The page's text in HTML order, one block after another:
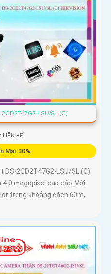
2CD2T47G2-LSU/SL (C)
LIÊN HỆ
Mại: 30%
DS-2CD2T47G2-LSU/SL (C)
megapixel cao cấp. Với
trong khoảng cách 60m,